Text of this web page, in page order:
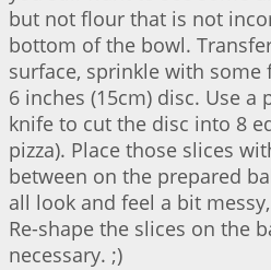
but not flour that is not
bottom of the bowl.
surface, sprinkle with
6 inches (15cm) disc. Use a
knife to cut the disc into 8
pizza). Place those slices
between on the prepared
all look and feel a bit
Re-shape the slices on the
necessary. ;)